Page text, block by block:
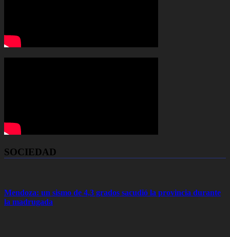
SOCIEDAD
Mendoza: un sismo de 4,3 grados sacudió la provincia durante
la madrugada